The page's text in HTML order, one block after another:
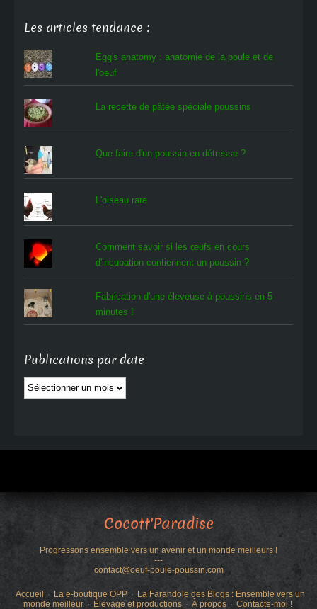
Les articles tendance :
Egg's anatomy : anatomie de la poule et de
l'oeuf
La recette de pâtée spéciale poussins
Que faire d'un poussin en détresse ?
L'oiseau rare
Comment savoir si les œufs en cours
d'incubation contiennent un poussin ?
Fabrication d'une éleveuse à poussins en 5
minutes !
Publications par date
Publications
par
Cocott'Paradise
Progressons ensemble vers un avenir et un monde meilleurs !
---
contact@oeuf-poule-poussin.com
Accueil La e-boutique OPP
La Farandole des Blogs : Ensemble vers un
monde meilleur
Élevage et productions À propos
Contacte-moi !